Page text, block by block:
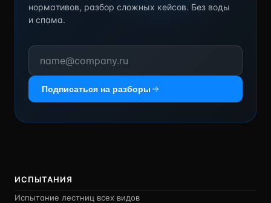
нормативов, разбор сложных кейсов. Без воды
и спама.
Подписаться на разборы
ИСПЫТАНИЯ
Испытание лестниц всех видов